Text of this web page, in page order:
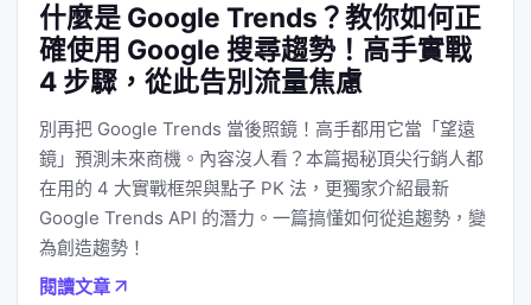
什麼是 Google Trends？教你如何正
確使用 Google 搜尋趨勢！高手實戰
4 步驟，從此告別流量焦慮
別再把 Google Trends 當後照鏡！高手都用它當「望遠
鏡」預測未來商機。內容沒人看？本篇揭秘頂尖行銷人都
在用的 4 大實戰框架與點子 PK 法，更獨家介紹最新
Google Trends API 的潛力。一篇搞懂如何從追趨勢，變
為創造趨勢！
閱讀文章